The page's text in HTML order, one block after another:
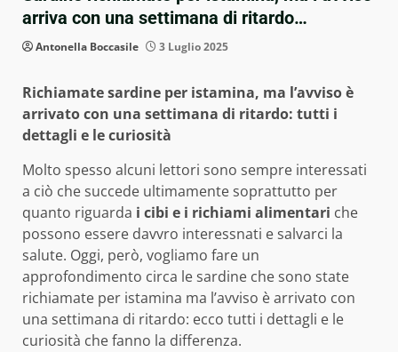
arriva con una settimana di ritardo…
Antonella Boccasile 3 Luglio 2025
Richiamate sardine per istamina, ma l’avviso è
arrivato con una settimana di ritardo: tutti i
dettagli e le curiosità
Molto spesso alcuni lettori sono sempre interessati
a ciò che succede ultimamente soprattutto per
quanto riguarda i cibi e i richiami alimentari che
possono essere davvro interessnati e salvarci la
salute. Oggi, però, vogliamo fare un
approfondimento circa le sardine che sono state
richiamate per istamina ma l’avviso è arrivato con
una settimana di ritardo: ecco tutti i dettagli e le
curiosità che fanno la differenza.